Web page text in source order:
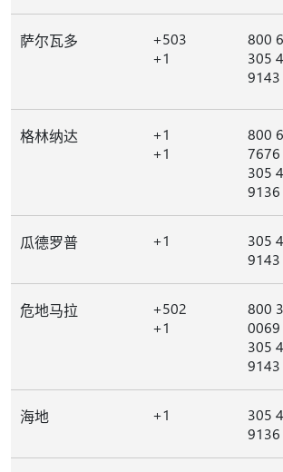
萨尔瓦多
+503
+1
800
305
9143
格林纳达
+1
+1
800
7676
305
9136
瓜德罗普 +1
305
9143
危地马拉
+502
+1
800
0069
305
9143
海地 +1
305
9136